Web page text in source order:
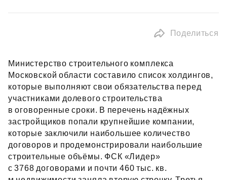
Поделиться
Министерство строительного комплекса
Московской области составило список холдингов,
которые выполняют свои обязательства перед
участниками долевого строительства
в оговоренные сроки. В перечень надёжных
застройщиков попали крупнейшие компании,
которые заключили наибольшее количество
договоров и продемонстрировали наибольшие
строительные объёмы. ФСК «Лидер»
с 3768 договорами и почти 460 тыс. кв.